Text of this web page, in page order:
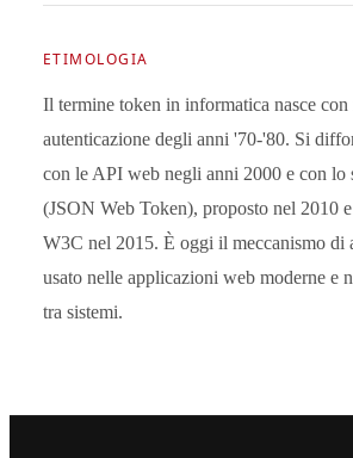
ETIMOLOGIA
Il termine token in informatica nasce con
autenticazione degli anni '70-'80. Si
con le API web negli anni 2000 e con lo
(JSON Web Token), proposto nel 2010
W3C nel 2015. È oggi il meccanismo di
usato nelle applicazioni web moderne e
tra sistemi.